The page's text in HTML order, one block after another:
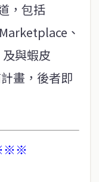
，包括
、
與蝦皮
畫，後者即